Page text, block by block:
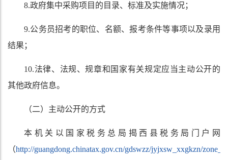
8.政府集中采购项目的目录、标准及实施情况；
9.公务员招考的职位、名额、报考条件等事项以及录用
结果；
10.法律、法规、规章和国家有关规定应当主动公开的
其他政府信息。
（二）主动公开的方式
本机关以 国家税务总局 揭西县税务局 门户网
（http://guangdong.chinatax.gov.cn/gdswzz/jyjxsw_xxgkzn/